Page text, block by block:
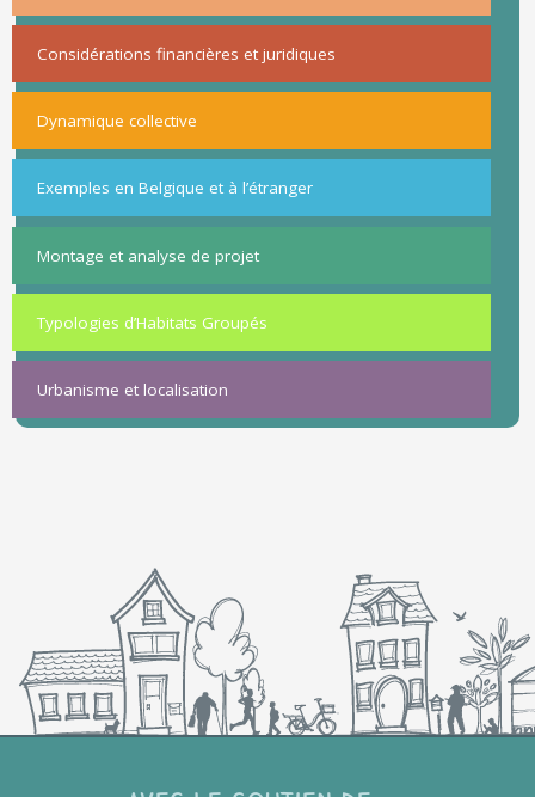
Considérations financières et juridiques
Dynamique collective
Exemples en Belgique et à l’étranger
Montage et analyse de projet
Typologies d’Habitats Groupés
Urbanisme et localisation